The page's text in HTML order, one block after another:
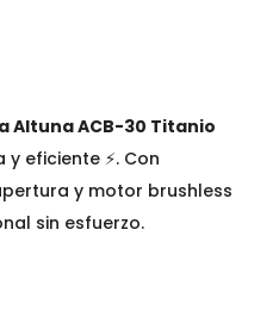
Altuna ACB-30 Titanio
y eficiente ⚡. Con
y motor brushless
sin esfuerzo.